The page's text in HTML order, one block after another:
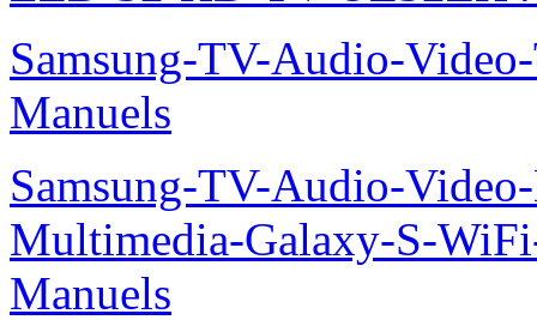
Samsung-TV-Audio-
Manuels
Samsung-TV-Audio-
Multimedia-Galaxy-S-
Manuels